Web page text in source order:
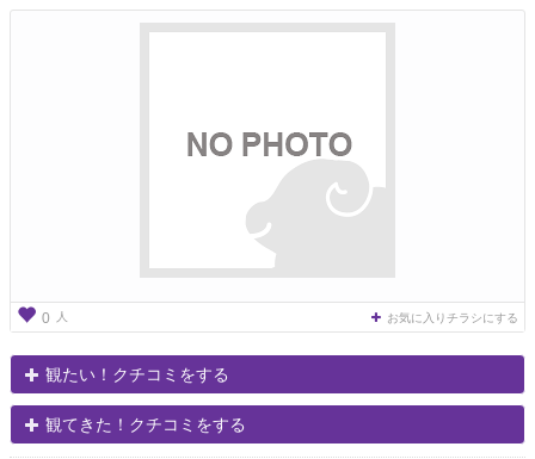
g
0 人 お気に入りチラシにする
観たい！クチコミをする
観てきた！クチコミをする